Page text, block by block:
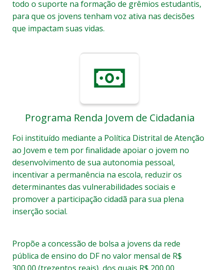
todo o suporte na formação de grêmios estudantis,
para que os jovens tenham voz ativa nas decisões
que impactam suas vidas.
Programa Renda Jovem de Cidadania
Foi instituído mediante a Política Distrital de Atenção
ao Jovem e tem por finalidade apoiar o jovem no
desenvolvimento de sua autonomia pessoal,
incentivar a permanência na escola, reduzir os
determinantes das vulnerabilidades sociais e
promover a participação cidadã para sua plena
inserção social.
Propõe a concessão de bolsa a jovens da rede
pública de ensino do DF no valor mensal de R$